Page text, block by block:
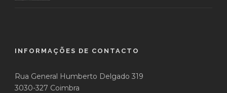
INFORMAÇÕES DE CONTACTO
Rua General Humberto Delgado 319
3030-327 Coimbra